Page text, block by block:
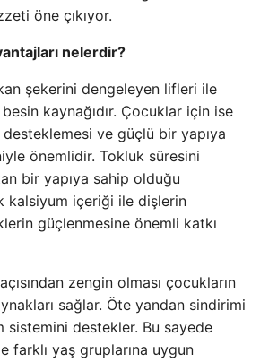
öne çıkıyor.
nelerdir?
şekerini dengeleyen lifleri ile
kaynağıdır. Çocuklar için ise
desteklemesi ve güçlü bir yapıya
önemlidir. Tokluk süresini
bir yapıya sahip olduğu
kalsiyum içeriği ile dişlerin
güçlenmesine önemli katkı
zengin olması çocukların
sağlar. Öte yandan sindirimi
sistemini destekler. Bu sayede
farklı yaş gruplarına uygun